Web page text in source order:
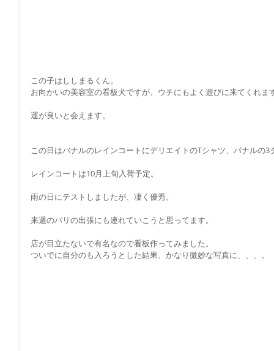
この子はししまるくん。
お向かいの美容室の看板犬ですが、ウチにもよく遊びに来てくれま
運が良いと会えます。
この日はバナルのレインコートにデリエイトのTシャツ、バナルの
レインコートは10月上旬入荷予定。
雨の日にテストしましたが、凄く優秀。
来週のパリの出張にも連れていこうと思ってます。
店が目立たないで有名なので看板作ってみました。
ついでに自分のも入ろうとした結果、かなり微妙な写真に、、、。